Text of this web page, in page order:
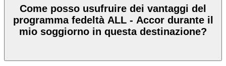
Come posso usufruire dei vantaggi del
programma fedeltà ALL - Accor durante il
mio soggiorno in questa destinazione?